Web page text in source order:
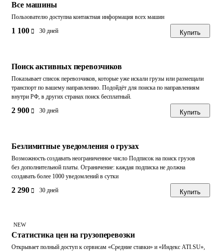
Все машины
Пользователю доступна контактная информация всех машин
1 100 30 дней Купить
Поиск активных перевозчиков
Показывает список перевозчиков, которые уже искали грузы или размещали
транспорт по вашему направлению. Подойдёт для поиска по направлениям
внутри РФ, в других странах поиск бесплатный.
2 900 30 дней Купить
Безлимитные уведомления о грузах
Возможность создавать неограниченное число Подписок на поиск грузов
без дополнительной платы. Ограничение: каждая подписка не должна
создавать более 1000 уведомлений в сутки
2 290 30 дней Купить
NEW
Статистика цен на грузоперевозки
Открывает полный доступ к сервисам «Средние ставки» и «Индекс ATI.SU»,